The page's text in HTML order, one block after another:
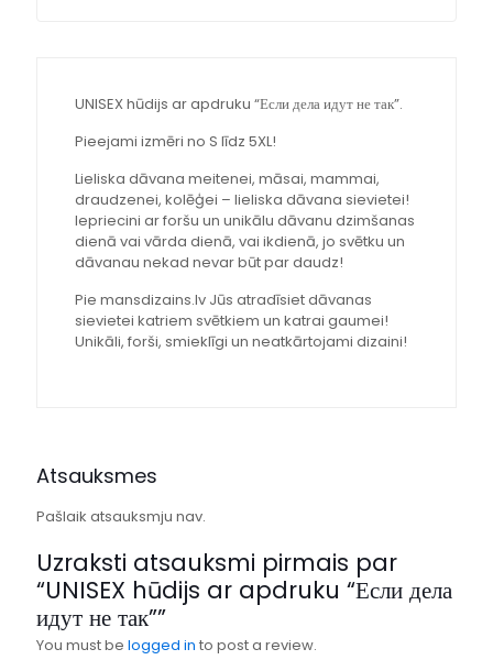
UNISEX hūdijs ar apdruku “Если дела идут не так”.
Pieejami izmēri no S līdz 5XL!
Lieliska dāvana meitenei, māsai, mammai,
draudzenei, kolēģei – lieliska dāvana sievietei!
Iepriecini ar foršu un unikālu dāvanu dzimšanas
dienā vai vārda dienā, vai ikdienā, jo svētku un
dāvanau nekad nevar būt par daudz!
Pie mansdizains.lv Jūs atradīsiet dāvanas
sievietei katriem svētkiem un katrai gaumei!
Unikāli, forši, smieklīgi un neatkārtojami dizaini!
Atsauksmes
Pašlaik atsauksmju nav.
Uzraksti atsauksmi pirmais par
“UNISEX hūdijs ar apdruku “Если дела
идут не так””
You must be logged in to post a review.